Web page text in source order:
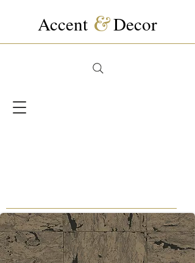
Accent &Decor